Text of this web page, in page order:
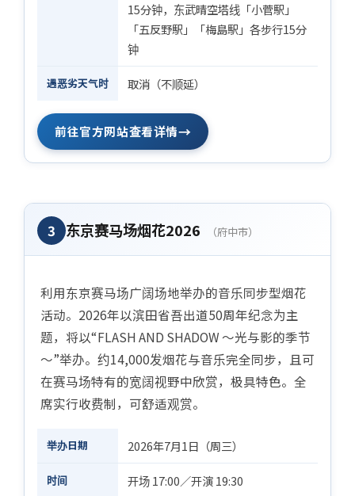
15分钟，东武晴空塔线「小菅駅」
「五反野駅」「梅島駅」各步行15分
钟
遇恶劣天气时 取消（不顺延）
前往官方网站查看详情→
3 东京赛马场烟花2026 （府中市）
利用东京赛马场广阔场地举办的音乐同步型烟花
活动。2026年以滨田省吾出道50周年纪念为主
题，将以“FLASH AND SHADOW ～光与影的季节
～”举办。约14,000发烟花与音乐完全同步，且可
在赛马场特有的宽阔视野中欣赏，极具特色。全
席实行收费制，可舒适观赏。
举办日期 2026年7月1日（周三）
时间 开场 17:00／开演 19:30